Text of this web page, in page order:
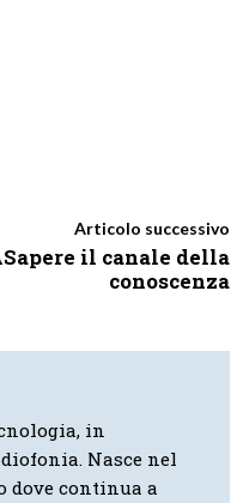
Articolo successivo
il canale della
conoscenza
in
Nasce nel
dove continua a